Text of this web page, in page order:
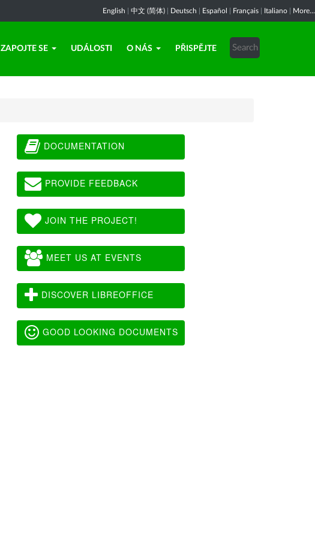
English 中文 (简体) Deutsch Español Français Italiano More...
ZAPOJTE SE UDÁLOSTI O NÁS PŘISPĚJTE
DOCUMENTATION
PROVIDE FEEDBACK
JOIN THE PROJECT!
MEET US AT EVENTS
DISCOVER LIBREOFFICE
GOOD LOOKING DOCUMENTS